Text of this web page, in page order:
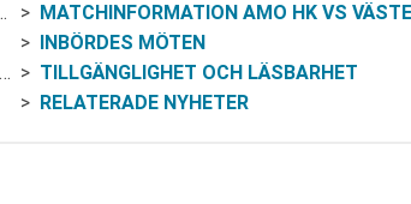
MATCHINFORMATION AMO HK VS
INBÖRDES MÖTEN
TILLGÄNGLIGHET OCH LÄSBARHET
RELATERADE NYHETER